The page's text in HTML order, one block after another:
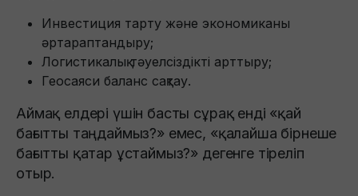
Инвестиция тарту және экономиканы
әртараптандыру;
Логистикалық тәуелсіздікті арттыру;
Геосаяси баланс сақтау.
Аймақ елдері үшін басты сұрақ енді «қай
бағытты таңдаймыз?» емес, «қалайша бірнеше
бағытты қатар ұстаймыз?» дегенге тіреліп
отыр.